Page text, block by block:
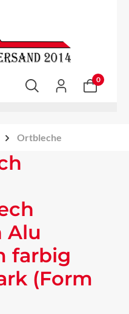
0
Ortbleche
Alu
farbig
(Form